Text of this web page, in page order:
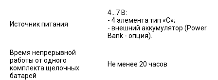
Источник питания
4…7 В:
- 4 элемента тип «С»;
- внешний аккумулятор (Power
Bank - опция).
Время непрерывной
работы от одного
комплекта щелочных
батарей
Не менее 20 часов